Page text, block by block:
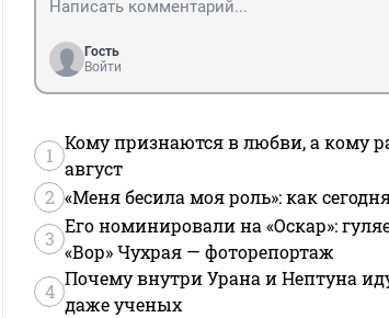
Гость
Войти
1
Кому признаются в любви, а кому
август
2 «Меня бесила моя роль»: как
3
Его номинировали на «Оскар»:
«Вор» Чухрая — фоторепортаж
4
Почему внутри Урана и Нептуна
даже ученых